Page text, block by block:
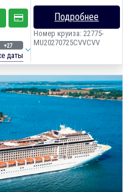
+27
даты
Подробнее
Номер круиза: 22775-
MU20270725CVVCVV